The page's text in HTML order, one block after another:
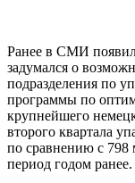
Ранее в СМИ
задумался о
подразделения по
программы по
крупнейшего
второго квартала
по сравнению с 798
период годом ранее.